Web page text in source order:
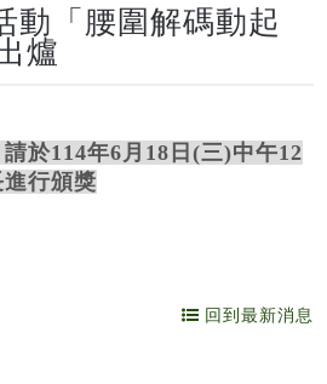
動「腰圍解碼動起
爐
於114年6月18日(三)中午12
行頒獎
回到最新消息